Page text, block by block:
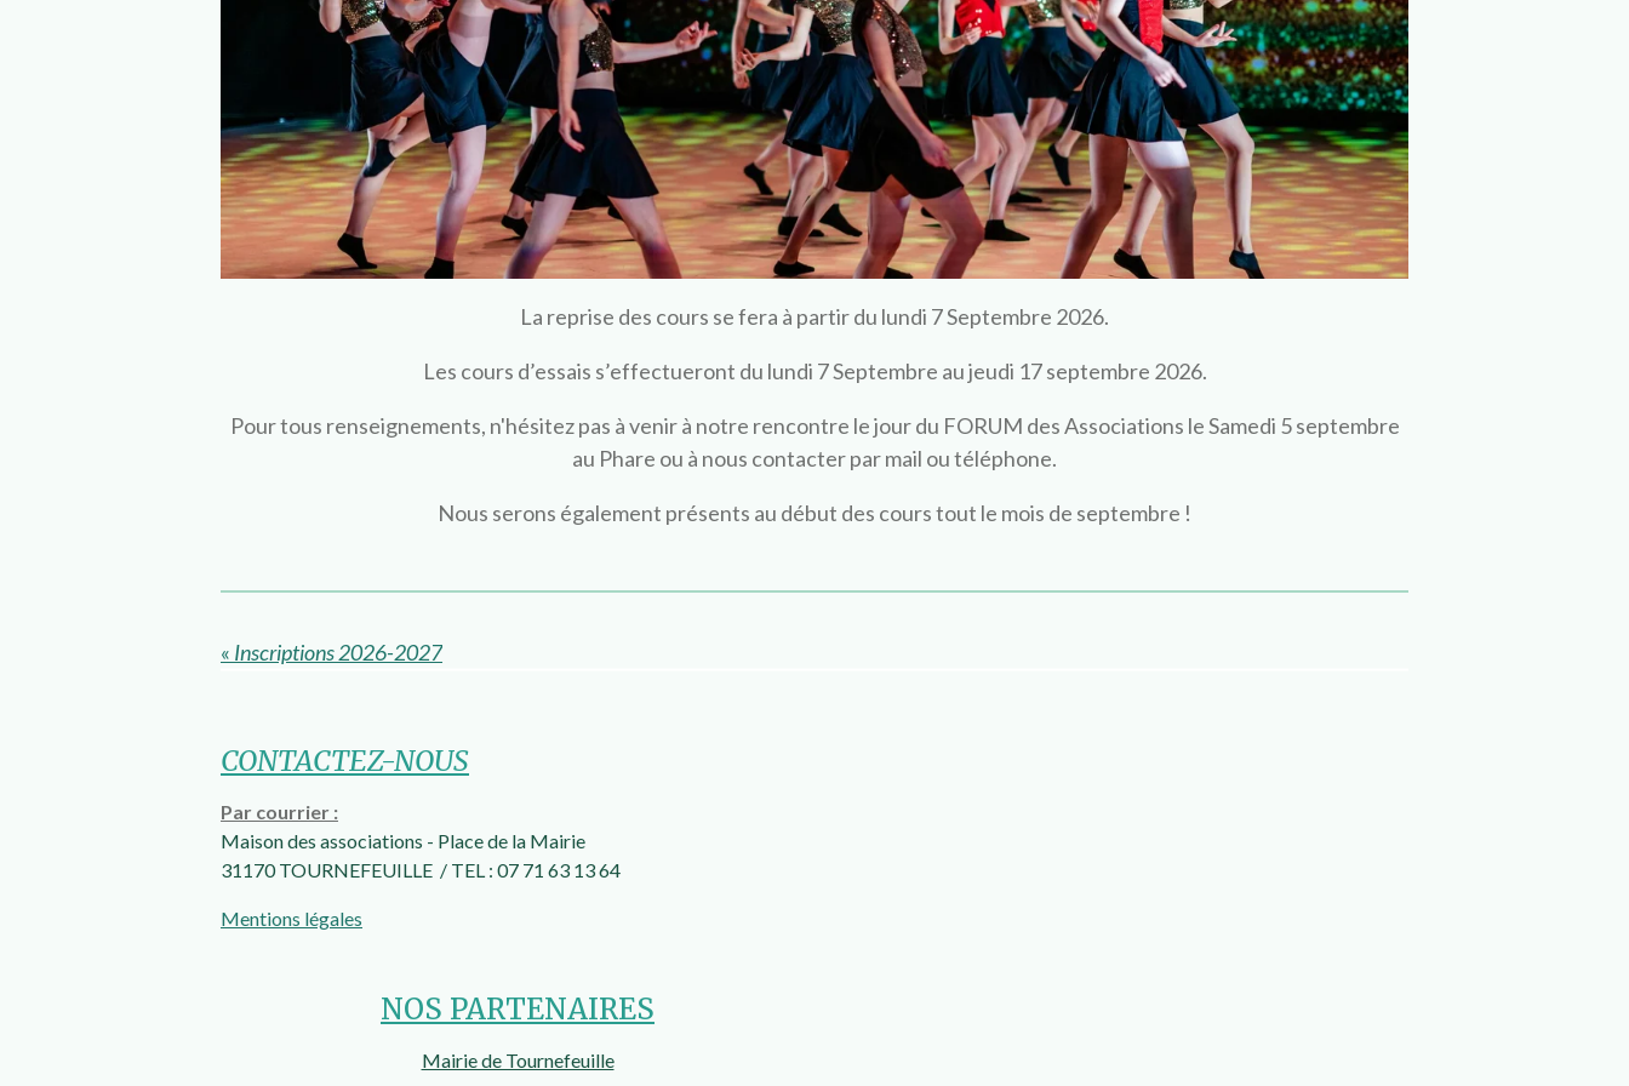
La reprise des cours se fera à partir du lundi 7 Septembre 2026.
Les cours d’essais s’effectueront du lundi 7 Septembre au jeudi 17 septembre 2026.
Pour tous renseignements, n'hésitez pas à venir à notre rencontre le jour du FORUM des Associations le Samedi 5 septembre
au Phare ou à nous contacter par mail ou téléphone.
Nous serons également présents au début des cours tout le mois de septembre !
« Inscriptions 2026-2027
CONTACTEZ-NOUS
Par courrier :
Maison des associations - Place de la Mairie
31170 TOURNEFEUILLE / TEL : 07 71 63 13 64
Mentions légales
NOS PARTENAIRES
Mairie de Tournefeuille